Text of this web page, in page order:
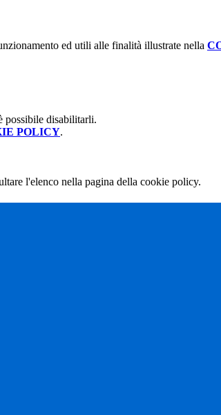
ed utili alle finalità illustrate nella
possibile disabilitarli.
POLICY.
l'elenco nella pagina della cookie policy.